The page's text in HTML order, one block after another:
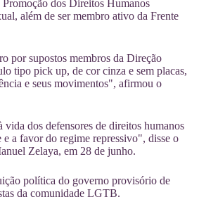
dos Direitos Humanos
além de ser membro ativo da Frente
por supostos membros da Direção
tipo pick up, de cor cinza e sem placas,
e seus movimentos", afirmou o
vida dos defensores de direitos humanos
a favor do regime repressivo", disse o
Zelaya, em 28 de junho.
política do governo provisório de
da comunidade LGTB.